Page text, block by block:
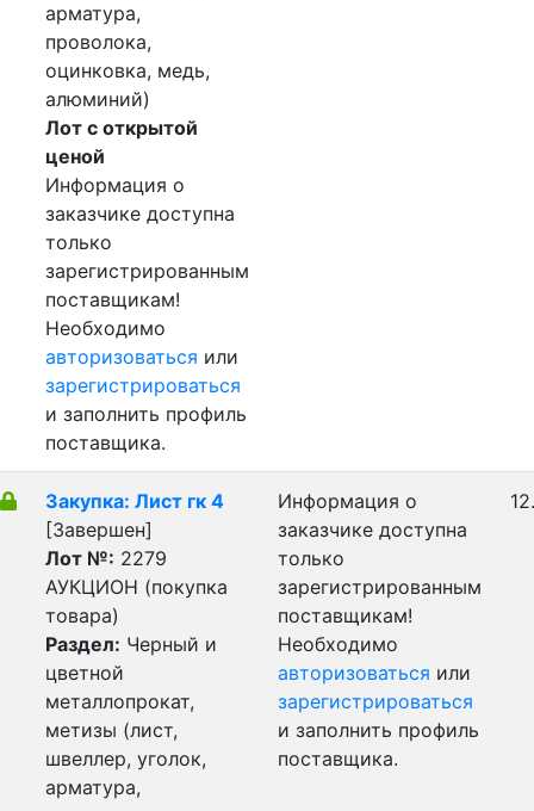
арматура,
проволока,
оцинковка, медь,
алюминий)
Лот с открытой
ценой
Информация о
заказчике доступна
только
зарегистрированным
поставщикам!
Необходимо
авторизоваться или
зарегистрироваться
и заполнить профиль
поставщика.
Закупка: Лист гк 4
[Завершен]
Лот №: 2279
АУКЦИОН (покупка
товара)
Раздел: Черный и
цветной
металлопрокат,
метизы (лист,
швеллер, уголок,
арматура,
Информация о
заказчике доступна
только
зарегистрированным
поставщикам!
Необходимо
авторизоваться или
зарегистрироваться
и заполнить профиль
поставщика.